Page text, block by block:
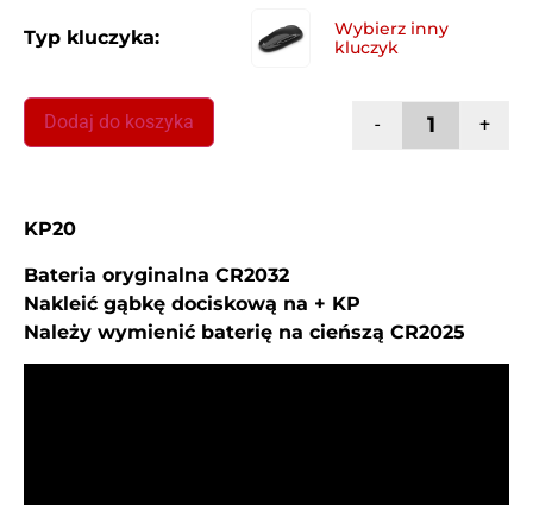
Typ kluczyka:
- +
Dodaj do koszyka
KP20
Bateria oryginalna CR2032
Nakleić gąbkę dociskową na + KP
Należy wymienić baterię na cieńszą CR2025